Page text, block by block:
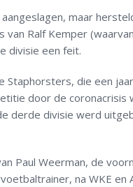
maar
Ralf Kemper
divisie een feit.
Staphorsters, die een
door de
derde divisie werd
Paul Weerman, de
na WKE